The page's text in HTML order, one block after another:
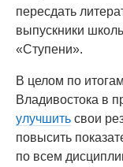
пересдать
выпускники
«Ступени».
В целом по
Владивостока в
улучшить свои
повысить
по всем